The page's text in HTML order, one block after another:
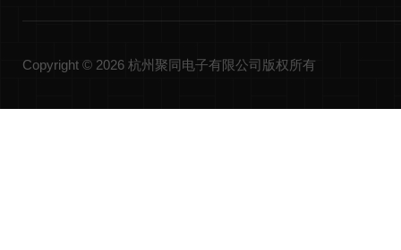
Copyright © 2026 杭州聚同电子有限公司版权所有